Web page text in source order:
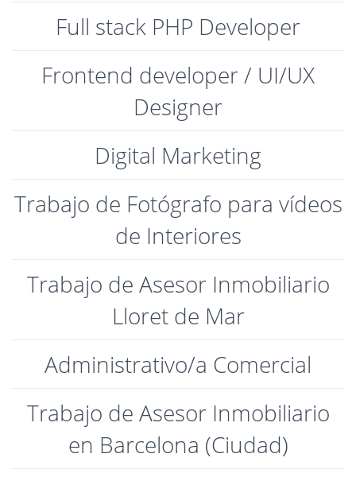
Full stack PHP Developer
Frontend developer / UI/UX
Designer
Digital Marketing
Trabajo de Fotógrafo para vídeos
de Interiores
Trabajo de Asesor Inmobiliario
Lloret de Mar
Administrativo/a Comercial
Trabajo de Asesor Inmobiliario
en Barcelona (Ciudad)